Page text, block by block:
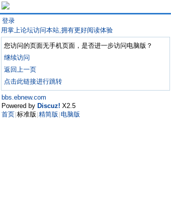
登录
用掌上论坛访问本站,拥有更好阅读体验
您访问的页面无手机页面，是否进一步访问电脑版？
继续访问
返回上一页
点击此链接进行跳转
bbs.ebnew.com
Powered by Discuz! X2.5
首页 标准版 精简版 电脑版